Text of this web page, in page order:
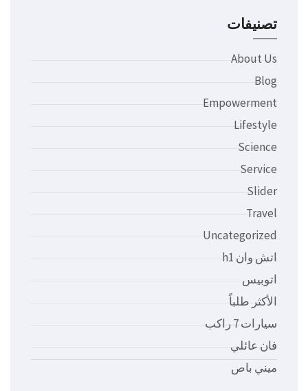
تصنيفات
About Us
Blog
Empowerment
Lifestyle
Science
Service
Slider
Travel
Uncategorized
اتش وان h1
اتوبيس
الأكثر طلباً
سيارات 7 راكب
فان عائلي
ميني باص